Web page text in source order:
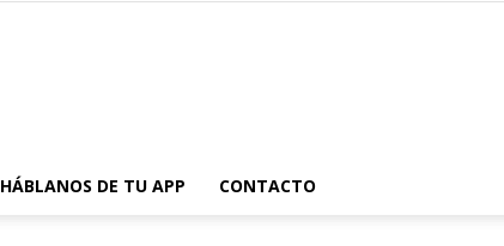
HÁBLANOS DE TU APP CONTACTO